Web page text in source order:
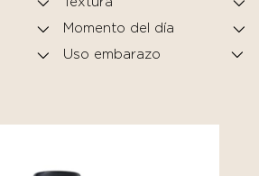
Momento del día